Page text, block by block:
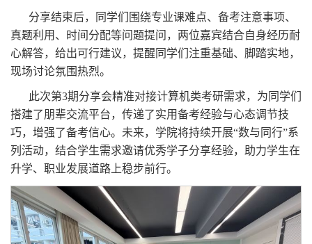
分享结束后，同学们围绕专业课难点、备考注意事项、
真题利用、时间分配等问题提问，两位嘉宾结合自身经历耐
心解答，给出可行建议，提醒同学们注重基础、脚踏实地，
现场讨论氛围热烈。
此次第3期分享会精准对接计算机类考研需求，为同学们
搭建了朋辈交流平台，传递了实用备考经验与心态调节技
巧，增强了备考信心。未来，学院将持续开展“数与同行”系
列活动，结合学生需求邀请优秀学子分享经验，助力学生在
升学、职业发展道路上稳步前行。